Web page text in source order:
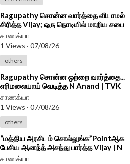
⁣Ragupathy சொன்ன வார்த்தை விடாமல்
சிரித்த Vijay; ஒரு நொடியில் மாறிய சபை
| TN Assembly 2026
சாணக்யா
1 Views · 07/08/26
others
⁣Ragupathy சொன்ன ஒற்றை வார்த்தை...
எரிமலையாய் வெடித்த N Anand | TVK
Govt | DMK | Assembly 2026
சாணக்யா
1 Views · 07/08/26
others
⁣“மத்திய அரசிடம் சொல்லுங்க”Pointஆக
பேசிய ஆனந்த் அசந்து பார்த்த Vijay | N
Anand Speech at TN Assembly
சாணக்யா